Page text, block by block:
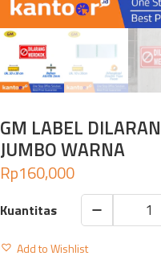
GM LABEL
JUMBO WARNA
Rp160,000
GM
LABELAdd to Wishlist